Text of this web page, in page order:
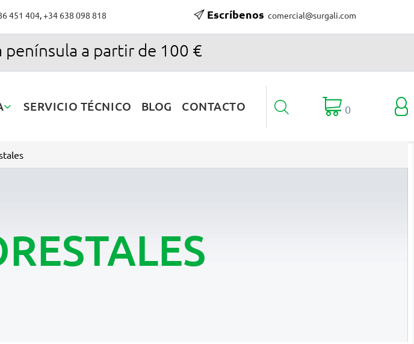
451 404,+34 638 098 818 Escríbenos comercial@surgali.com
a partir de 100 €
SERVICIO TÉCNICO BLOG CONTACTO   0